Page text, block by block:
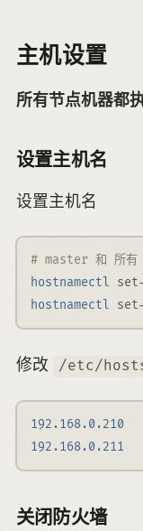
主机设置
所有节点机器都执
设置主机名
设置主机名
# master 和 所有
hostnamectl set-
hostnamectl set-
修改 /etc/
192.168.0.210
192.168.0.211
关闭防火墙